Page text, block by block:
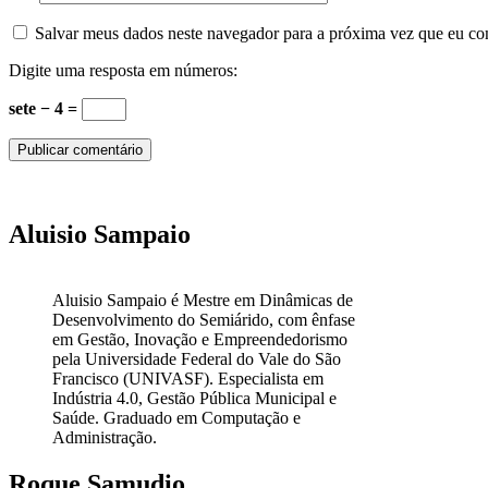
Salvar meus dados neste navegador para a próxima vez que eu
Digite uma resposta em números:
sete − 4 =
Aluisio Sampaio
Aluisio Sampaio é Mestre em Dinâmicas de
Desenvolvimento do Semiárido, com ênfase
em Gestão, Inovação e Empreendedorismo
pela Universidade Federal do Vale do São
Francisco (UNIVASF). Especialista em
Indústria 4.0, Gestão Pública Municipal e
Saúde. Graduado em Computação e
Administração.